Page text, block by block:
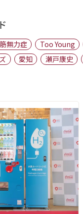
無力症 Too Young
愛知 瀬戸康史